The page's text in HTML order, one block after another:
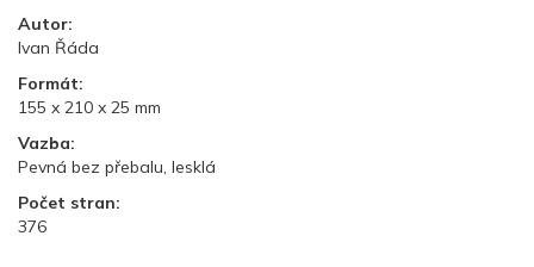
Autor:
Ivan Řáda
Formát:
155 x 210 x 25 mm
Vazba:
Pevná bez přebalu, lesklá
Počet stran:
376